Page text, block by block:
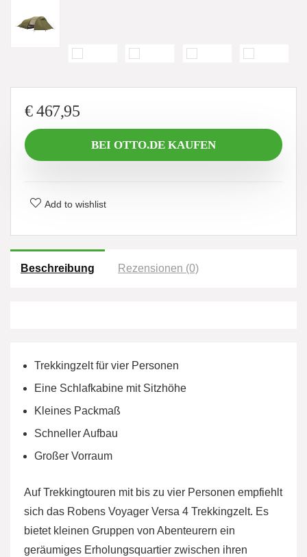
€467,95
BEI OTTO.DE KAUFEN
Add to wishlist
Beschreibung Rezensionen (0)
Trekkingzelt für vier Personen
Eine Schlafkabine mit Sitzhöhe
Kleines Packmaß
Schneller Aufbau
Großer Vorraum
Auf Trekkingtouren mit bis zu vier Personen empfiehlt
sich das Robens Voyager Versa 4 Trekkingzelt. Es
bietet kleinen Gruppen von Abenteurern ein
geräumiges Erholungsquartier zwischen ihren